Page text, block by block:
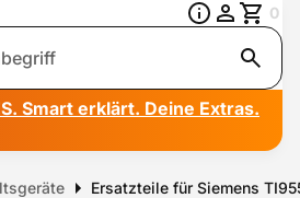
0
Smart erklärt. Deine Extras.
Ersatzteile für Siemens